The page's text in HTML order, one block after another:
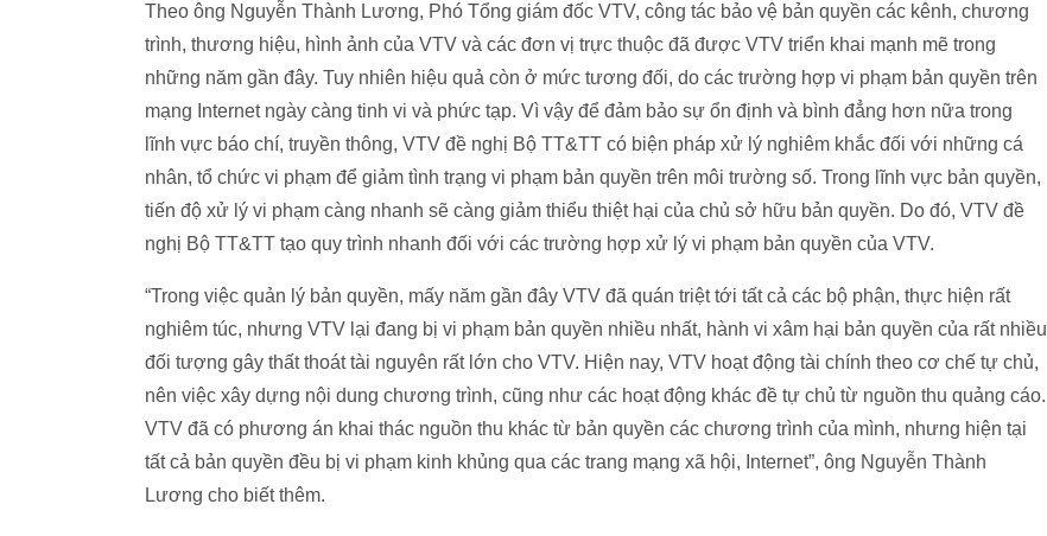
Theo ông Nguyễn Thành Lương, Phó Tổng giám đốc VTV, công tác bảo vệ bản quyền các kênh, chương
trình, thương hiệu, hình ảnh của VTV và các đơn vị trực thuộc đã được VTV triển khai mạnh mẽ trong
những năm gần đây. Tuy nhiên hiệu quả còn ở mức tương đối, do các trường hợp vi phạm bản quyền trên
mạng Internet ngày càng tinh vi và phức tạp. Vì vậy để đảm bảo sự ổn định và bình đẳng hơn nữa trong
lĩnh vực báo chí, truyền thông, VTV đề nghị Bộ TT&TT có biện pháp xử lý nghiêm khắc đối với những cá
nhân, tổ chức vi phạm để giảm tình trạng vi phạm bản quyền trên môi trường số. Trong lĩnh vực bản quyền,
tiến độ xử lý vi phạm càng nhanh sẽ càng giảm thiểu thiệt hại của chủ sở hữu bản quyền. Do đó, VTV đề
nghị Bộ TT&TT tạo quy trình nhanh đối với các trường hợp xử lý vi phạm bản quyền của VTV.
“Trong việc quản lý bản quyền, mấy năm gần đây VTV đã quán triệt tới tất cả các bộ phận, thực hiện rất
nghiêm túc, nhưng VTV lại đang bị vi phạm bản quyền nhiều nhất, hành vi xâm hại bản quyền của rất nhiều
đối tượng gây thất thoát tài nguyên rất lớn cho VTV. Hiện nay, VTV hoạt động tài chính theo cơ chế tự chủ,
nên việc xây dựng nội dung chương trình, cũng như các hoạt động khác đề tự chủ từ nguồn thu quảng cáo.
VTV đã có phương án khai thác nguồn thu khác từ bản quyền các chương trình của mình, nhưng hiện tại
tất cả bản quyền đều bị vi phạm kinh khủng qua các trang mạng xã hội, Internet”, ông Nguyễn Thành
Lương cho biết thêm.